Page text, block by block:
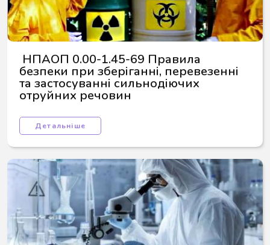
безпеки при зберіганні, перевезенні
та застосуванні сильнодіючих
отруйних речовин
Детальніше